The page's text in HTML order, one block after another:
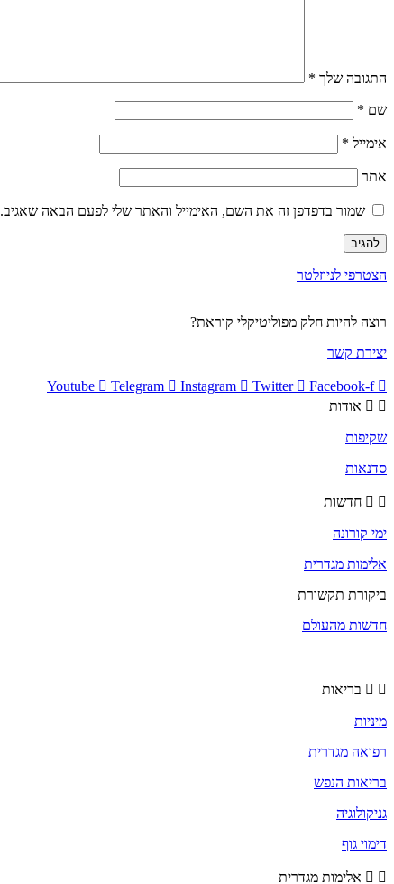
התגובה שלך *
שם *
אימייל *
אתר
שמור בדפדפן זה את השם, האימייל והאתר שלי לפעם הבאה שאגיב.
הצטרפי לניוזלטר
רוצה להיות חלק מפוליטיקלי קוראת?
יצירת קשר
Youtube Telegram Instagram Twitter
Facebook-f
אודות
שקיפות
סדנאות
חדשות
ימי קורונה
אלימות מגדרית
ביקורת תקשורת
חדשות מהעולם
בריאות
מיניות
רפואה מגדרית
בריאות הנפש
גניקולוגיה
דימוי גוף
אלימות מגדרית